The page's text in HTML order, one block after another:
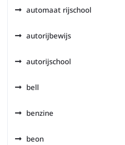
automaat rijschool
autorijbewijs
autorijschool
bell
benzine
beon